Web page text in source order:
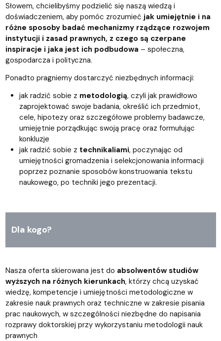
Słowem, chcielibyśmy podzielić się naszą wiedzą i
doświadczeniem, aby pomóc zrozumieć jak umiejętnie i na
różne sposoby badać mechanizmy rządzące rozwojem
instytucji i zasad prawnych, z czego są czerpane
inspiracje i jaka jest ich podbudowa – społeczna,
gospodarcza i polityczna.
Ponadto pragniemy dostarczyć niezbędnych informacji:
jak radzić sobie z metodologią, czyli jak prawidłowo
zaprojektować swoje badania, określić ich przedmiot,
cele, hipotezy oraz szczegółowe problemy badawcze,
umiejętnie porządkując swoją pracę oraz formułując
konkluzje
jak radzić sobie z technikaliami, poczynając od
umiejętności gromadzenia i selekcjonowania informacji
poprzez poznanie sposobów konstruowania tekstu
naukowego, po techniki jego prezentacji.
Dla kogo?
Nasza oferta skierowana jest do absolwentów studiów
wyższych na różnych kierunkach, którzy chcą uzyskać
wiedzę, kompetencje i umiejętności metodologiczne w
zakresie nauk prawnych oraz techniczne w zakresie pisania
prac naukowych, w szczególności niezbędne do napisania
rozprawy doktorskiej przy wykorzystaniu metodologii nauk
prawnych